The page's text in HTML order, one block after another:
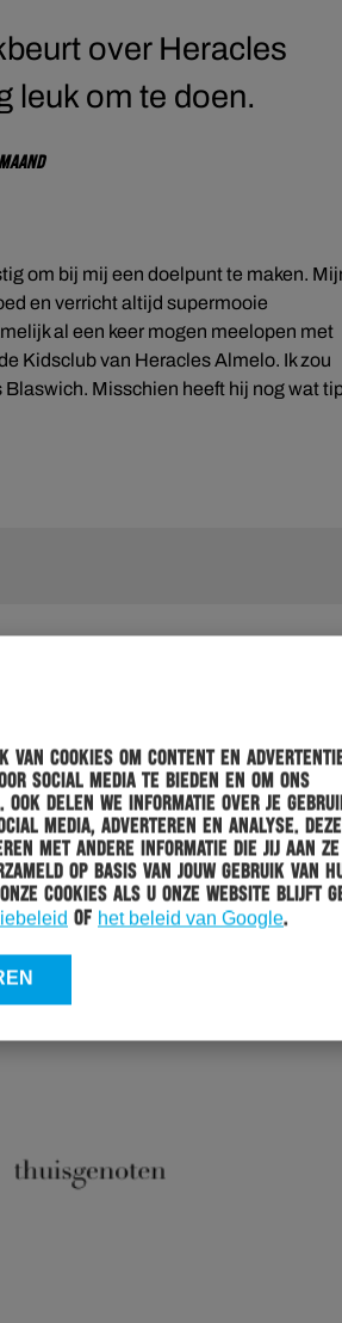
van cookies om content en
social media te bieden en om ons
delen we informatie over je
media, adverteren en analyse.
met andere informatie die jij aan
op basis van jouw gebruik van
cookies als u onze website blijft
of het beleid van Google.
over Heracles
leuk om te doen.
om bij mij een doelpunt te maken.
en verricht altijd supermooie
al een keer mogen meelopen met
Kidsclub van Heracles Almelo. Ik zou
Misschien heeft hij nog wat